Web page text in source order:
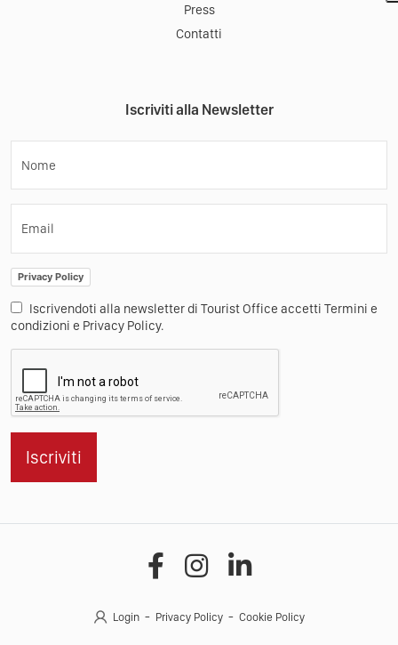
Press
Contatti
Iscriviti alla Newsletter
Nome
Email
Privacy Policy
Iscrivendoti alla newsletter di Tourist Office accetti Termini e
condizioni e Privacy Policy.
Iscriviti
Login Privacy Policy Cookie Policy